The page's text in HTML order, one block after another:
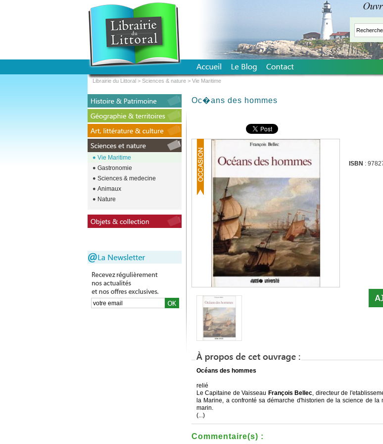
Oc�ans des hommes
ISBN :
Océans des hommes
relié
Le Capitaine de Vaisseau François Bellec, directeur de
la Marine, a confronté sa démarche d'historien de la science de la
marin.
(...)
Commentaire(s) :
Vie Maritime
Gastronomie
Sciences & medecine
Animaux
Nature
Librairie du Littoral > Sciences & nature > Vie Maritime